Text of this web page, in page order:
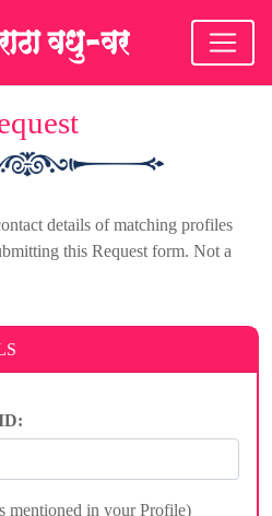
details of matching profiles
this Request form. Not a
mentioned in your Profile)